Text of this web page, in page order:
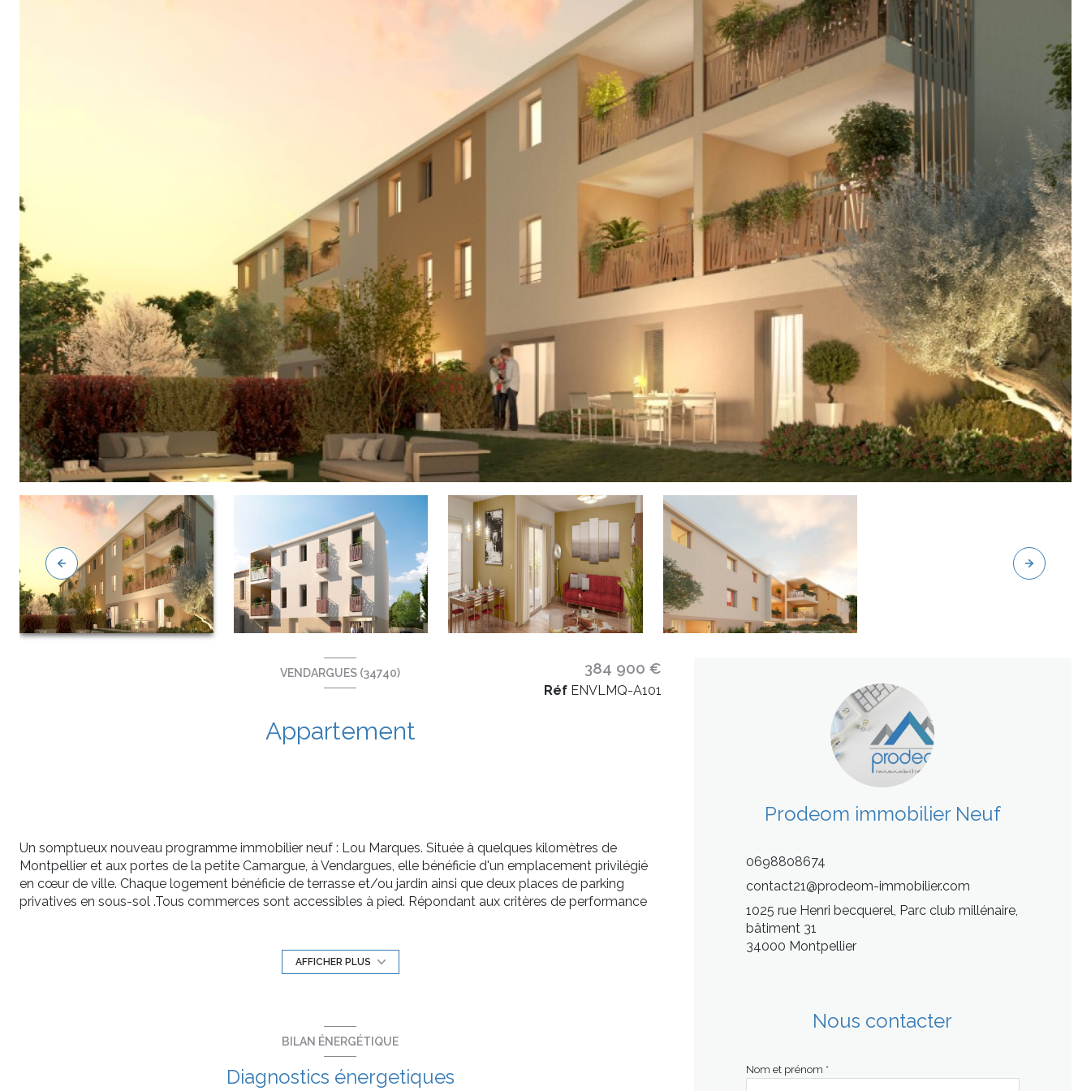
VENDARGUES (34740)
Appartement
384 900 €
Réf ENVLMQ-A101
Un somptueux nouveau programme immobilier neuf : Lou Marques. Située à quelques kilomètres de
Montpellier et aux portes de la petite Camargue, à Vendargues, elle bénéficie d'un emplacement privilégié
en cœur de ville. Chaque logement bénéficie de terrasse et/ou jardin ainsi que deux places de parking
privatives en sous-sol .Tous commerces sont accessibles à pied. Répondant aux critères de performance
Découvrez un appartement T4 lumineux de 82m², avec une terrasse de 13m².
Il est composé d'un séjour avec cuisine ouverte de, de trois chambres avec placard, une salle d'eau avec
Chaque appartement est conçu avec grand soin pour vous garantir un confort optimal.
Logements bioclimatiques avec brasseur d’air
AFFICHER PLUS
BILAN ÉNERGÉTIQUE
Diagnostics énergetiques
Prodeom immobilier Neuf
0698808674
contact21@prodeom-immobilier.com
1025 rue Henri becquerel, Parc club millénaire,
bâtiment 31
34000 Montpellier
Nous contacter
Nom et prénom *